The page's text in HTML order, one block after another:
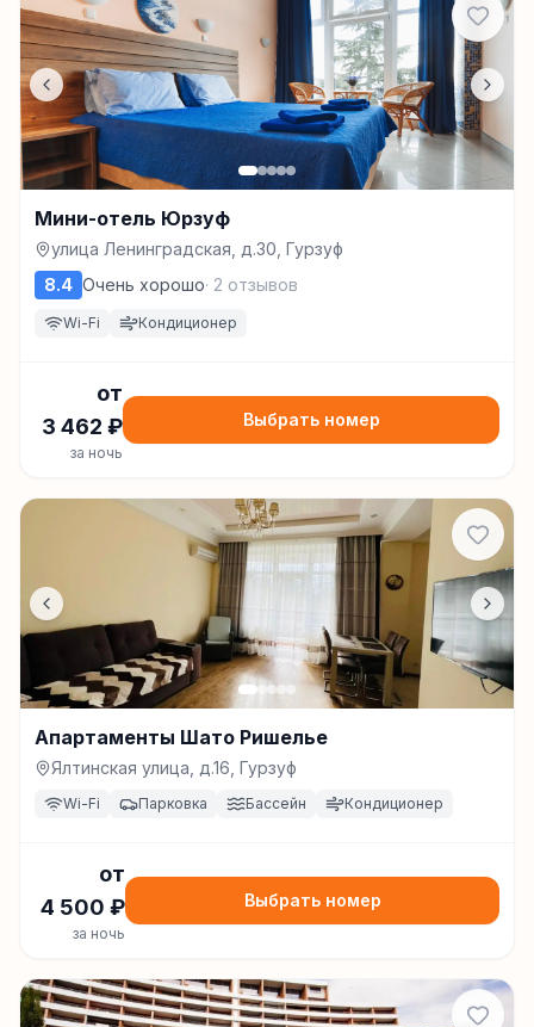
Мини-отель Юрзуф
улица Ленинградская, д.30, Гурзуф
8.4 Очень хорошо· 2 отзывов
Wi-Fi Кондиционер
от
3 462 ₽
за ночь
Выбрать номер
Апартаменты Шато Ришелье
Ялтинская улица, д.16, Гурзуф
Wi-Fi Парковка Бассейн Кондиционер
от
4 500 ₽
за ночь
Выбрать номер